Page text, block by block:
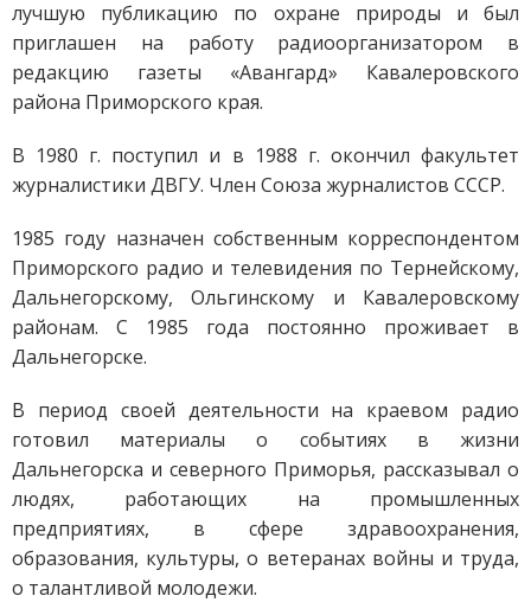
лучшую публикацию по охране природы и был
приглашен на работу радиоорганизатором в
редакцию газеты «Авангард» Кавалеровского
района Приморского края.
В 1980 г. поступил и в 1988 г. окончил факультет
журналистики ДВГУ. Член Союза журналистов СССР.
1985 году назначен собственным корреспондентом
Приморского радио и телевидения по Тернейскому,
Дальнегорскому, Ольгинскому и Кавалеровскому
районам. С 1985 года постоянно проживает в
Дальнегорске.
В период своей деятельности на краевом радио
готовил материалы о событиях в жизни
Дальнегорска и северного Приморья, рассказывал о
людях, работающих на промышленных
предприятиях, в сфере здравоохранения,
образования, культуры, о ветеранах войны и труда,
о талантливой молодежи.